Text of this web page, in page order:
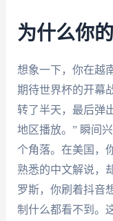
为什么你
想象一下，你在越
期待世界杯的开幕
转了半天，最后弹
地区播放。” 瞬间
个角落。在美国，
熟悉的中文解说，
罗斯，你刷着抖音
制什么都看不到。